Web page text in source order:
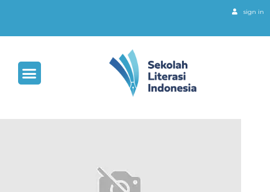
sign in